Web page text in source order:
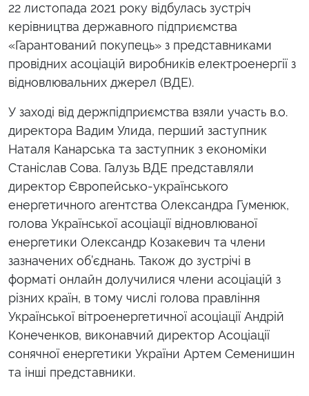
22 листопада 2021 року відбулась зустріч
керівництва державного підприємства
«Гарантований покупець» з представниками
провідних асоціацій виробників електроенергії з
відновлювальних джерел (ВДЕ).
У заході від держпідприємства взяли участь в.о.
директора Вадим Улида, перший заступник
Наталя Канарська та заступник з економіки
Станіслав Сова. Галузь ВДЕ представляли
директор Європейсько-українського
енергетичного агентства Олександра Гуменюк,
голова Української асоціації відновлюваної
енергетики Олександр Козакевич та члени
зазначених об’єднань. Також до зустрічі в
форматі онлайн долучилися члени асоціацій з
різних країн, в тому числі голова правління
Української вітроенергетичної асоціації Андрій
Конеченков, виконавчий директор Асоціації
сонячної енергетики України Артем Семенишин
та інші представники.